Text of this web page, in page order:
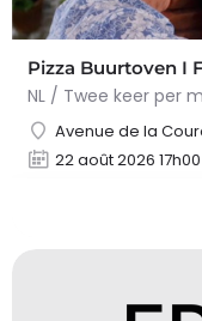
Pizza Buurtoven I
Avenue de la
22 août 2026